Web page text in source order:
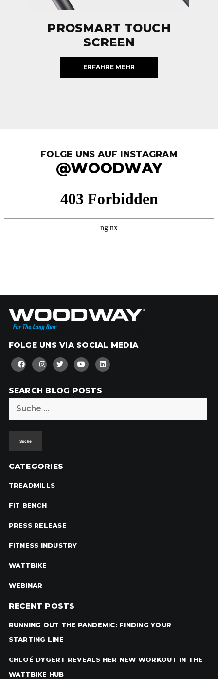
PROSMART TOUCH
SCREEN
ERFAHRE MEHR
FOLGE UNS AUF INSTAGRAM
@WOODWAY
FOLGE UNS VIA SOCIAL MEDIA
SEARCH BLOG POSTS
CATEGORIES
TREADMILLS
FIT BENCH
PRESS RELEASE
FITNESS INDUSTRY
WATTBIKE
WEBINAR
RECENT POSTS
RUNNING OUT THE PANDEMIC: FINDING YOUR
STARTING LINE
CHLOÉ DYGERT REVEALS HER NEW WORKOUT IN THE
WATTBIKE HUB